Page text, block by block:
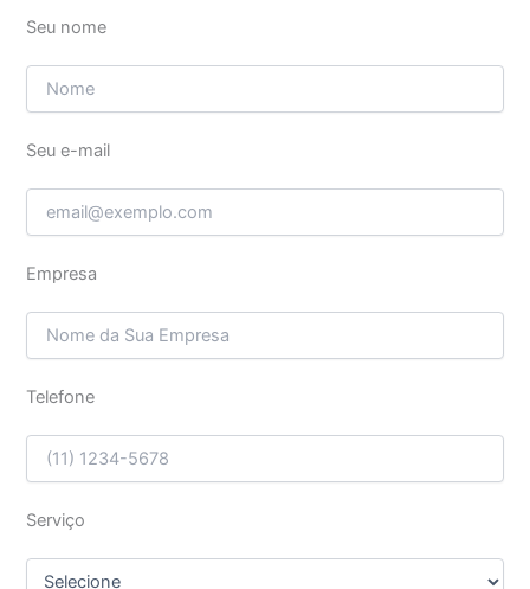
Seu nome
Seu e-mail
Empresa
Telefone
Serviço